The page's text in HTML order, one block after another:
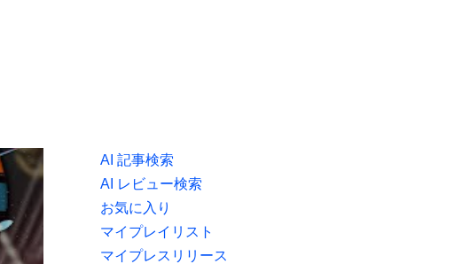
AI 記事検索
AI レビュー検索
お気に入り
マイプレイリスト
マイプレスリリース